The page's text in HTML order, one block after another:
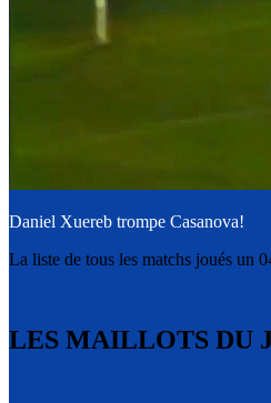
Daniel Xuereb trompe Casanova!
La liste de tous les matchs joués un
LES MAILLOTS DU